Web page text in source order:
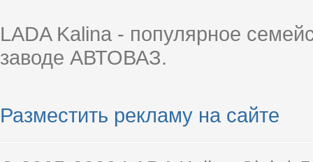
LADA Kalina - популярное
заводе АВТОВАЗ.
Разместить рекламу на сайте